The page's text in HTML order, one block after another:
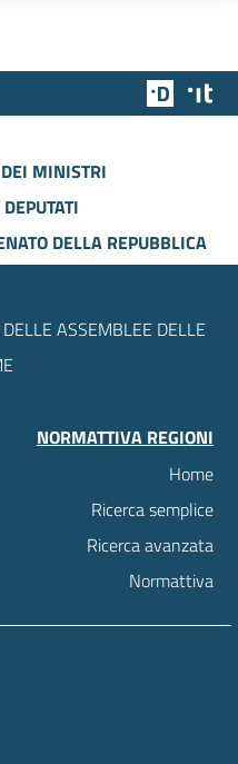
Team
MINISTRI
DELLA REPUBBLICA
ASSEMBLEE DELLE
NORMATTIVA REGIONI
Home
Ricerca semplice
Ricerca avanzata
Normattiva